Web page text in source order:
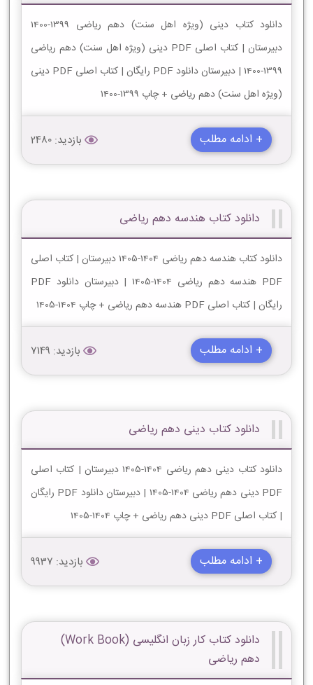
دانلود کتاب دینی (ویژه اهل سنت) دهم ریاضی 1399-1400
دبیرستان | کتاب اصلی PDF دینی (ویژه اهل سنت) دهم ریاضی
1399-1400 | دبیرستان دانلود PDF رایگان | کتاب اصلی PDF دینی
(ویژه اهل سنت) دهم ریاضی + چاپ 1399-1400
+ ادامه مطلب بازدید: 2480
دانلود کتاب هندسه دهم ریاضی
دانلود کتاب هندسه دهم ریاضی 1404-1405 دبیرستان | کتاب اصلی
PDF هندسه دهم ریاضی 1404-1405 | دبیرستان دانلود PDF
رایگان | کتاب اصلی PDF هندسه دهم ریاضی + چاپ 1404-1405
+ ادامه مطلب بازدید: 7149
دانلود کتاب دینی دهم ریاضی
دانلود کتاب دینی دهم ریاضی 1404-1405 دبیرستان | کتاب اصلی
PDF دینی دهم ریاضی 1404-1405 | دبیرستان دانلود PDF رایگان
| کتاب اصلی PDF دینی دهم ریاضی + چاپ 1404-1405
+ ادامه مطلب بازدید: 9937
دانلود کتاب کار زبان انگلیسی (Work Book)
دهم ریاضی